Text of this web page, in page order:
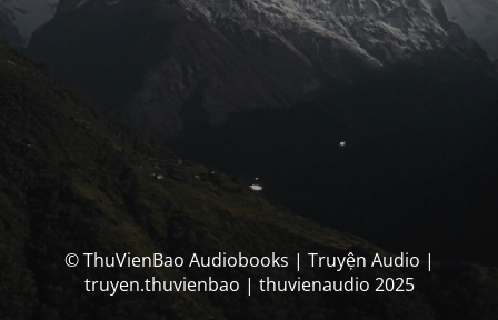
© ThuVienBao Audiobooks | Truyện Audio |
truyen.thuvienbao | thuvienaudio 2025